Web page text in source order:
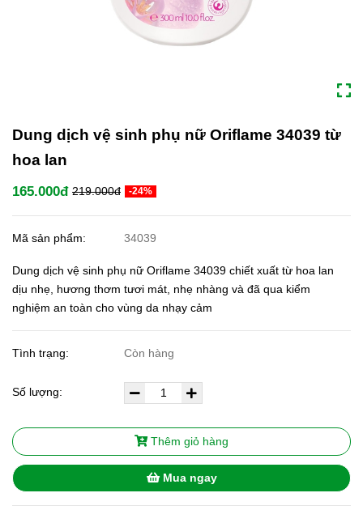
Dung dịch vệ sinh phụ nữ Oriflame 34039 từ
hoa lan
165.000đ 219.000đ -24%
Mã sản phẩm: 34039
Dung dịch vệ sinh phụ nữ Oriflame 34039 chiết xuất từ hoa lan
dịu nhẹ, hương thơm tươi mát, nhẹ nhàng và đã qua kiểm
nghiệm an toàn cho vùng da nhạy cảm
Tình trạng: Còn hàng
Số lượng:
Thêm giỏ hàng
Mua ngay